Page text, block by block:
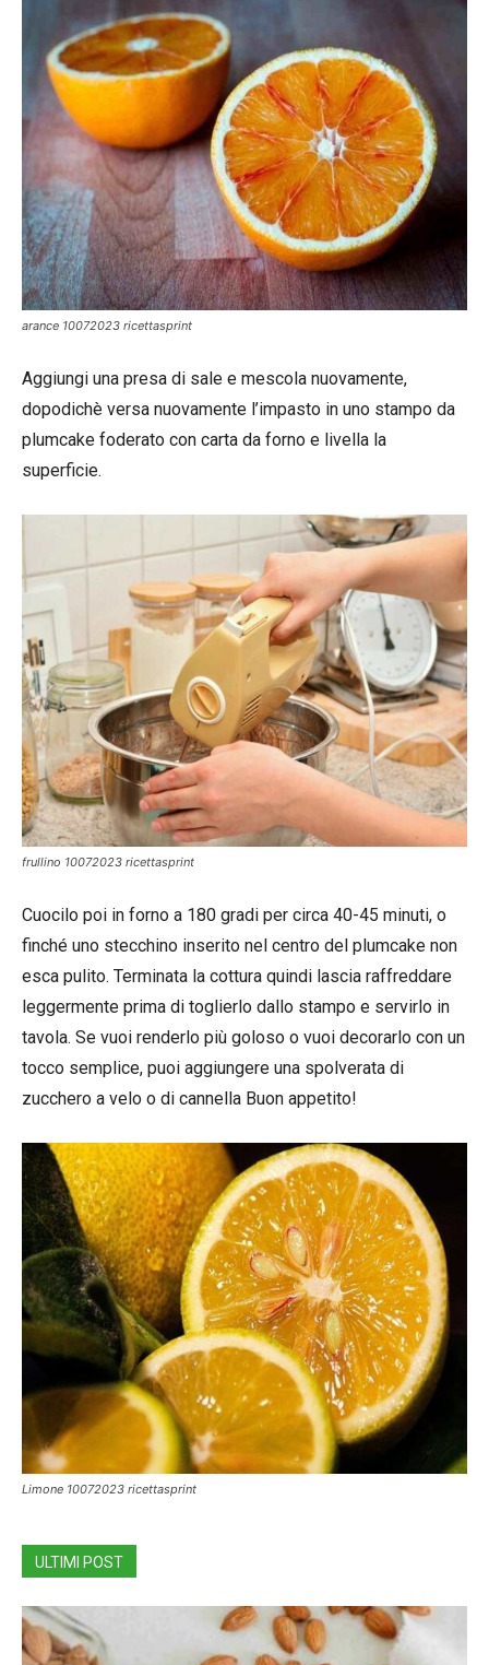
arance 10072023 ricettasprint
Aggiungi una presa di sale e mescola nuovamente,
dopodichè versa nuovamente l’impasto in uno stampo da
plumcake foderato con carta da forno e livella la
superficie.
frullino 10072023 ricettasprint
Cuocilo poi in forno a 180 gradi per circa 40-45 minuti, o
finché uno stecchino inserito nel centro del plumcake non
esca pulito. Terminata la cottura quindi lascia raffreddare
leggermente prima di toglierlo dallo stampo e servirlo in
tavola. Se vuoi renderlo più goloso o vuoi decorarlo con un
tocco semplice, puoi aggiungere una spolverata di
zucchero a velo o di cannella Buon appetito!
Limone 10072023 ricettasprint
ULTIMI POST